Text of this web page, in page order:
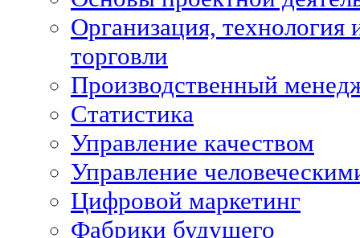
Организация, технология
торговли
Производственный
Статистика
Управление качеством
Управление
Цифровой маркетинг
Фабрики будущего